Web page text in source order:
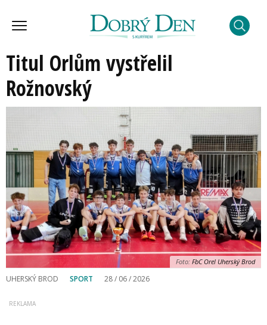
Titul Orlům vystřelil
Rožnovský
Foto: FbC Orel Uherský Brod
UHERSKÝ BROD SPORT 28 / 06 / 2026